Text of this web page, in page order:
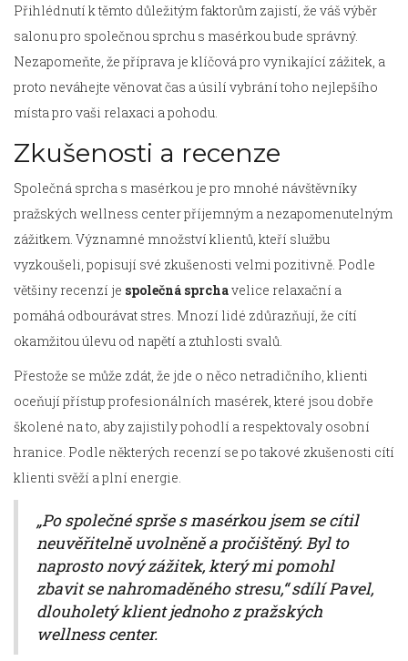
Přihlédnutí k těmto důležitým faktorům zajistí, že váš výběr
salonu pro společnou sprchu s masérkou bude správný.
Nezapomeňte, že příprava je klíčová pro vynikající zážitek, a
proto neváhejte věnovat čas a úsilí vybrání toho nejlepšího
místa pro vaši relaxaci a pohodu.
Zkušenosti a recenze
Společná sprcha s masérkou je pro mnohé návštěvníky
pražských wellness center příjemným a nezapomenutelným
zážitkem. Významné množství klientů, kteří službu
vyzkoušeli, popisují své zkušenosti velmi pozitivně. Podle
většiny recenzí je společná sprchavelice relaxační a
pomáhá odbourávat stres. Mnozí lidé zdůrazňují, že cítí
okamžitou úlevu od napětí a ztuhlosti svalů.
Přestože se může zdát, že jde o něco netradičního, klienti
oceňují přístup profesionálních masérek, které jsou dobře
školené na to, aby zajistily pohodlí a respektovaly osobní
hranice. Podle některých recenzí se po takové zkušenosti cítí
klienti svěží a plní energie.
„Po společné sprše s masérkou jsem se cítil
neuvěřitelně uvolněně a pročištěný. Byl to
naprosto nový zážitek, který mi pomohl
zbavit se nahromaděného stresu,“ sdílí Pavel,
dlouholetý klient jednoho z pražských
wellness center.